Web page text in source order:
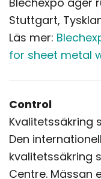
Stuttgart,
Läs mer:
for sheet metal
Control
Kvalitetssäkring
Den
kvalitetssäkring
Centre. Mässan